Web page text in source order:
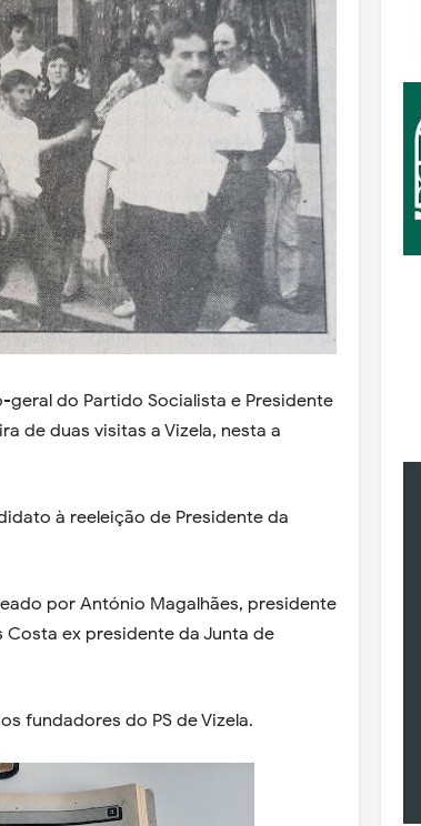
geral do Partido Socialista e Presidente
de duas visitas a Vizela, nesta a
à reeleição de Presidente da
por António Magalhães, presidente
ex presidente da Junta de
fundadores do PS de Vizela.